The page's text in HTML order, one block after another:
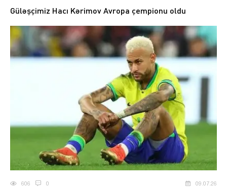
Güləşçimiz Hacı Kərimov Avropa çempionu oldu
606 0 09.07.26